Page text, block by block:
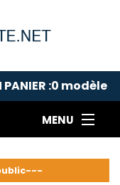
PANIER :0 modèle
MENU
du droit public---